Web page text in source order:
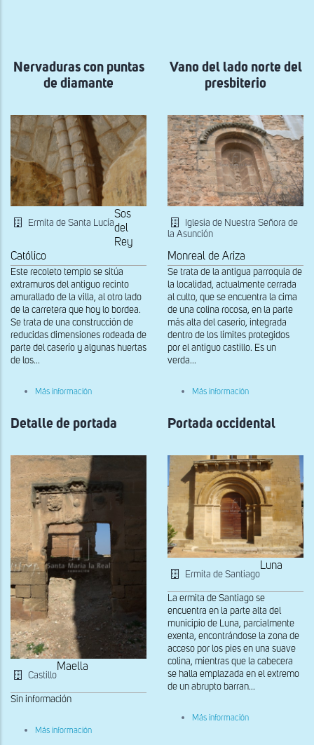
navegación
Nervaduras con puntas
de diamante
Ermita de Santa Lucía
Sos
del
Rey
Católico
Este recoleto templo se sitúa
extramuros del antiguo recinto
amurallado de la villa, al otro lado
de la carretera que hoy lo bordea.
Se trata de una construcción de
reducidas dimensiones rodeada de
parte del caserío y algunas huertas
de los...
Más información
puntas
Vano del lado norte del
presbiterio
Iglesia de Nuestra Señora de
la Asunción
Monreal de Ariza
Se trata de la antigua parroquia de
la localidad, actualmente cerrada
al culto, que se encuentra la cima
de una colina rocosa, en la parte
más alta del caserío, integrada
dentro de los límites protegidos
por el antiguo castillo. Es un
verda...
Más información
lado
Detalle de portada
Castillo
Maella
Sin información
Más información
Portada occidental
Ermita de Santiago
Luna
La ermita de Santiago se
encuentra en la parte alta del
municipio de Luna, parcialmente
exenta, encontrándose la zona de
acceso por los pies en una suave
colina, mientras que la cabecera
se halla emplazada en el extremo
de un abrupto barran...
Más información